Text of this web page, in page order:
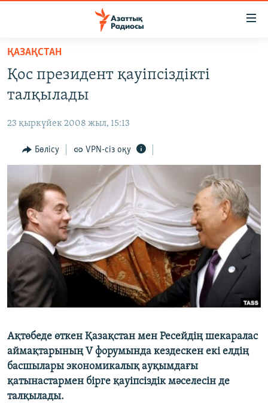
Skip
main
content
to
Navigation
Skip
to
Search
САЯСАТ
ҚАҢТАР ОҚИҒАСЫ
АДАМ ҚҰҚЫҚТАРЫ
ӘЛЕУМЕТ
ӘЛЕМ
АРНАЙЫ ЖОБАЛАР
Русский
ЖАЗЫЛЫҢЫЗ
Басқа тілдерде
ҚАЗАҚСТАН
Қос президент қауіпсіздікті
талқылады
23 қыркүйек 2008 жыл, 15:13
Бөлісу VPN-сіз оқу
Ақтөбеде өткен Қазақстан мен Ресейдің шекаралас
аймақтарының V форумында кездескен екі елдің
басшылары экономикалық ауқымдағы
қатынастармен бірге қауіпсіздік мәселесін де
талқылады.